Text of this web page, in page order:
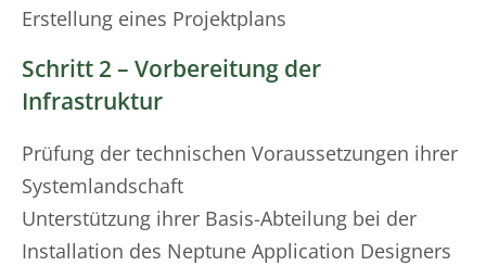
Erstellung eines Projektplans
Schritt 2 – Vorbereitung der
Infrastruktur
Prüfung der technischen Voraussetzungen ihrer
Systemlandschaft
Unterstützung ihrer Basis-Abteilung bei der
Installation des Neptune Application Designers